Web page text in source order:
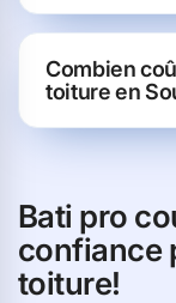
Combien
toiture en
Bati pro
confiance
toiture!